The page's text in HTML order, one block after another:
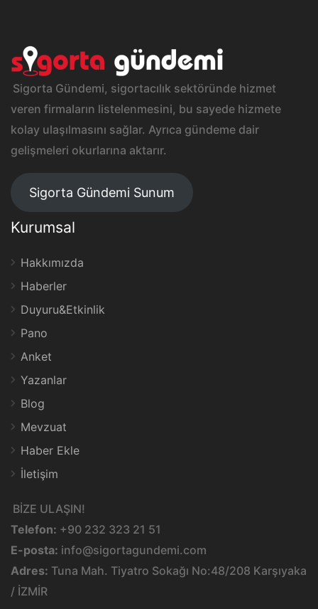
Sigorta Gündemi, sigortacılık sektöründe hizmet
veren firmaların listelenmesini, bu sayede hizmete
kolay ulaşılmasını sağlar. Ayrıca gündeme dair
gelişmeleri okurlarına aktarır.
Sigorta Gündemi Sunum
Kurumsal
Hakkımızda
Haberler
Duyuru&Etkinlik
Pano
Anket
Yazanlar
Blog
Mevzuat
Haber Ekle
İletişim
BİZE ULAŞIN!
Telefon: +90 232 323 21 51
E-posta: info@sigortagundemi.com
Adres: Tuna Mah. Tiyatro Sokağı No:48/208 Karşıyaka
/ İZMİR